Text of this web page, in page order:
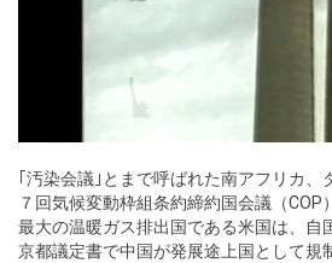
｢汚染会議｣とまで呼ばれた南アフリカ、
７回気候変動枠組条約締約国会議（COP
最大の温暖ガス排出国である米国は、自
京都議定書で中国が発展途上国として規